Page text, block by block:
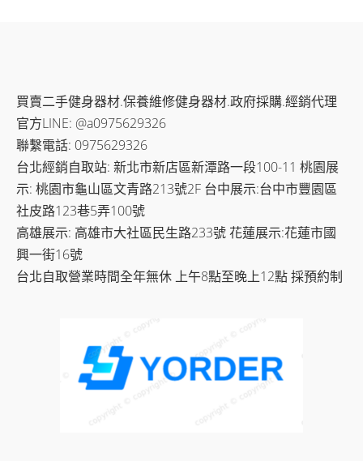
買賣二手健身器材.保養維修健身器材.政府採購.經銷代理
官方LINE: @a0975629326
聯繫電話: 0975629326
台北經銷自取站: 新北市新店區新潭路一段100-11 桃園展
示: 桃園市龜山區文青路213號2F 台中展示:台中市豐園區
社皮路123巷5弄100號
高雄展示: 高雄市大社區民生路233號 花蓮展示:花蓮市國
興一街16號
台北自取營業時間全年無休 上午8點至晚上12點 採預約制